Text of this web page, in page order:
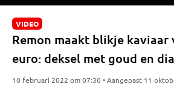
VIDEO
Remon maakt blikje kaviaar
euro: deksel met goud en
10 februari 2022 om 07:30 • Aangepast 11